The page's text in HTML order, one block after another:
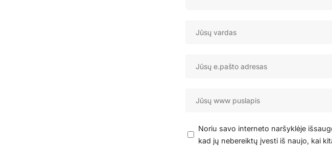
Noriu savo interneto naršyklėje
kad jų nebereiktų įvesti iš naujo, kai